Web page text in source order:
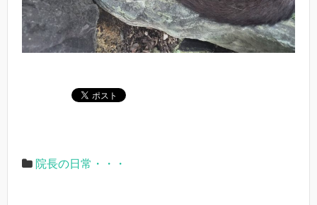
院長の日常・・・